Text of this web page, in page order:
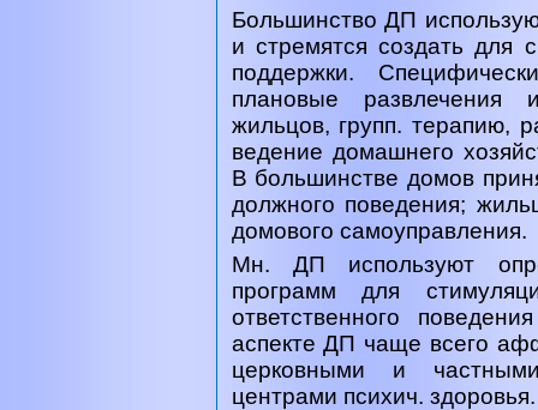
Большинство ДП
и стремятся создать для
поддержки.
плановые развлечения
жильцов, групп. терапию,
ведение домашнего
В большинстве домов
должного поведения;
домового самоуправления.
Мн. ДП используют
программ для
ответственного
аспекте ДП чаще всего
церковными и
центрами психич. здоровья.